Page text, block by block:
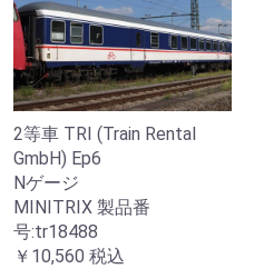
2等車 TRI (Train Rental
GmbH) Ep6
Nゲージ
MINITRIX 製品番
号:tr18488
￥10,560 税込